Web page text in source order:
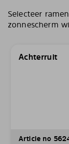
Selecteer
zonnescherm
Achterruit
Article no